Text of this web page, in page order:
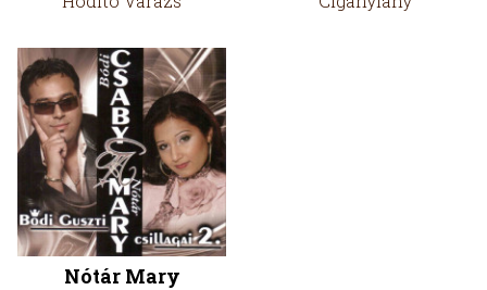
Nótár Mary